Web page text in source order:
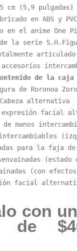
cm (5,9 pulgadas)
en ABS y PVC
en el anime One
la serie
articulado
de la caja
de Roronoa Zoro
Cabeza alternativa
expresión facial
de manos
para la faja
(con
facial
con
de